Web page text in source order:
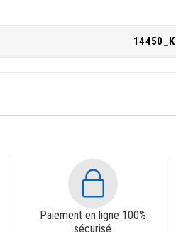
14450_K
Paiement en ligne 100%
sécurisé